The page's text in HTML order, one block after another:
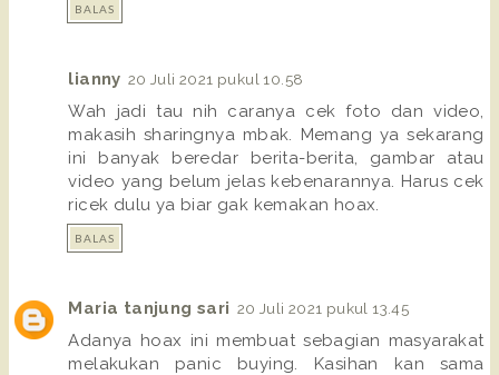
BALAS
lianny 20 Juli 2021 pukul 10.58
Wah jadi tau nih caranya cek foto dan video,
makasih sharingnya mbak. Memang ya sekarang
ini banyak beredar berita-berita, gambar atau
video yang belum jelas kebenarannya. Harus cek
ricek dulu ya biar gak kemakan hoax.
BALAS
Maria tanjung sari 20 Juli 2021 pukul 13.45
Adanya hoax ini membuat sebagian masyarakat
melakukan panic buying. Kasihan kan sama